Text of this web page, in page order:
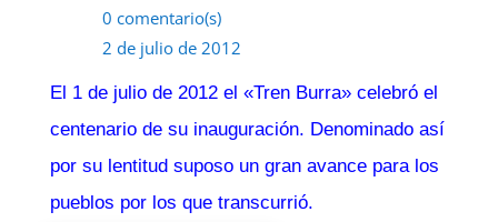
0 comentario(s)
2 de julio de 2012
El 1 de julio de 2012 el «Tren Burra» celebró el
centenario de su inauguración. Denominado así
por su lentitud suposo un gran avance para los
pueblos por los que transcurrió.